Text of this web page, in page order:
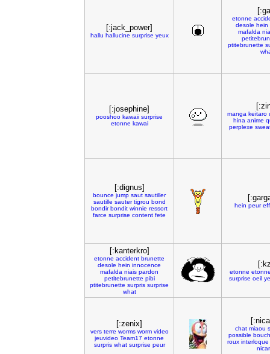
[:jack_power]
hallu hallucine surprise yeux
etonne
desole hein
mafalda
ptitebrunette
[:josephine]
pooshoo kawaii surprise
etonne kawai
manga keitaro
hina anime
perplexe
[:dignus]
bounce jump saut sautiller
sautille sauter tigrou bond
bondir bondit winnie ressort
farce surprise content fete
hein peur
[:kanterkro]
etonne accident brunette
desole hein innocence
mafalda niais pardon
petitebrunette pibi
ptitebrunette surpris surprise
what
etonne
surprise oeil
[:zenix]
vers terre worms worm video
jeuvideo Team17 etonne
surpris what surprise peur
chat miaou
possible
roux interloque